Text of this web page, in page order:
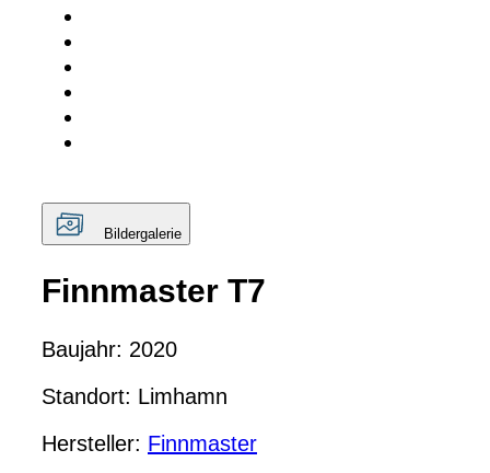
Bildergalerie
Finnmaster T7
Baujahr: 2020
Standort: Limhamn
Hersteller: Finnmaster